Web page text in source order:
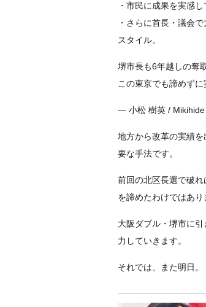
・市民に成果を実感し
・さらに首長・議会
スタイル。
堺市長も6年越しの奪取
この東京でも諦めずに
— 小松 樹英 /
地方から改革の実績
要な手法です。
前回の北区長選で破
を諦めたわけではあり
大阪ダブル・堺市に
力していきます。
それでは、また明日。